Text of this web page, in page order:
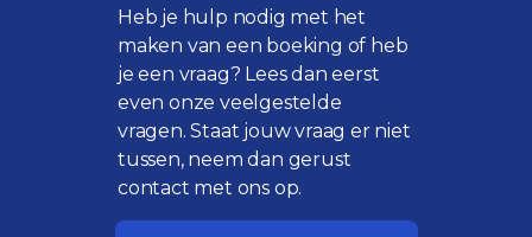
Heb je hulp nodig met het
maken van een boeking of heb
je een vraag? Lees dan eerst
even onzeveelgestelde
vragen. Staat jouw vraag er niet
tussen, neem dan gerust
contact met ons op.